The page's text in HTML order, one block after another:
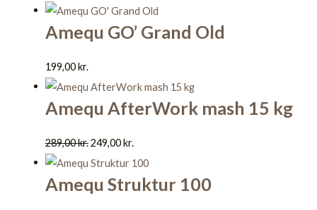
Amequ GO’ Grand Old
199,00kr.
Amequ AfterWork mash 15 kg
289,00kr.249,00kr.
Amequ Struktur 100